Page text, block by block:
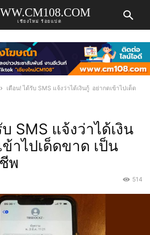
เชียงใหม่ ร้อยแปด
เตือน! ได้รับ SMS แจ้งว่าได้เงินกู้ อย่ากดเข้าไปเด็ด
SMS แจ้งว่าได้เงิน
าไปเด็ดขาด เป็น
พ
514